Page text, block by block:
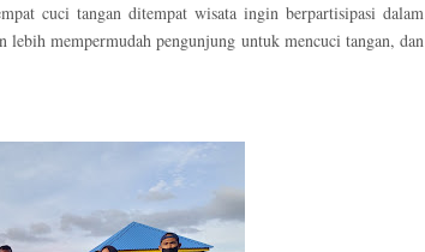
cuci tangan ditempat wisata ingin berpartisipasi dalam
mempermudah pengunjung untuk mencuci tangan, dan